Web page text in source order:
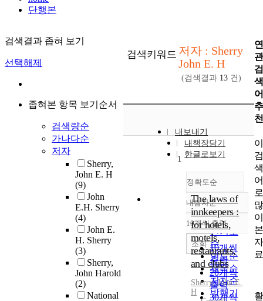
단행본
검색결과 좁혀 보기
선택해제
좁혀본 항목 보기순서
검색량순
가나다순
저자
Sherry,
John E. H
(9)
John
E.H. Sherry
(4)
John E.
H. Sherry
(3)
Sherry,
John Harold
(2)
National
검색키워드 저자 : Sherry
John E. H
(검색결과 13 건)
내보내기
내책장담기
한글로보기
정확도순
정확도
순
인기도
순
연도순
제목순
저자순
발행기
내림차순
내림차순
10개씩 출력
10개씩
출력
20개씩
출력
30개씩
조회
1
The laws of
innkeepers :
for hotels,
motels,
restaurants,
and clubs
Sherry,John E.
H
연
관
검
색
어
추
천
이
검
색
어
로
많
이
본
자
료
활